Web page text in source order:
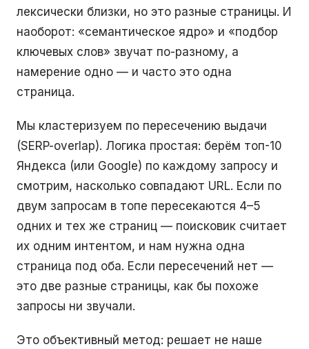
лексически близки, но это разные страницы. И
наоборот: «семантическое ядро» и «подбор
ключевых слов» звучат по-разному, а
намерение одно — и часто это одна
страница.
Мы кластеризуем по пересечению выдачи
(SERP-overlap). Логика простая: берём топ-10
Яндекса (или Google) по каждому запросу и
смотрим, насколько совпадают URL. Если по
двум запросам в топе пересекаются 4–5
одних и тех же страниц — поисковик считает
их одним интентом, и нам нужна одна
страница под оба. Если пересечений нет —
это две разные страницы, как бы похоже
запросы ни звучали.
Это объективный метод: решает не наше